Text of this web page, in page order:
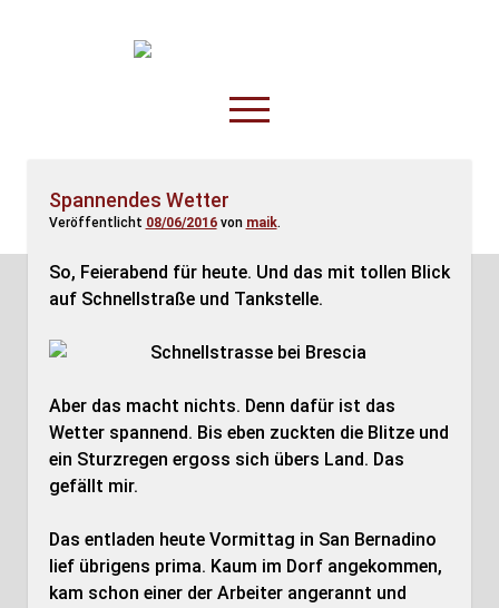
TruckOnline.de
open
menu
Anderswo
Spesenliste
Fahrer
Spannendes Wetter
Veröffentlicht 08/06/2016von maik.
So, Feierabend für heute. Und das mit tollen Blick
auf Schnellstraße und Tankstelle.
Aber das macht nichts. Denn dafür ist das
Wetter spannend. Bis eben zuckten die Blitze und
ein Sturzregen ergoss sich übers Land. Das
gefällt mir.
Das entladen heute Vormittag in San Bernadino
lief übrigens prima. Kaum im Dorf angekommen,
kam schon einer der Arbeiter angerannt und